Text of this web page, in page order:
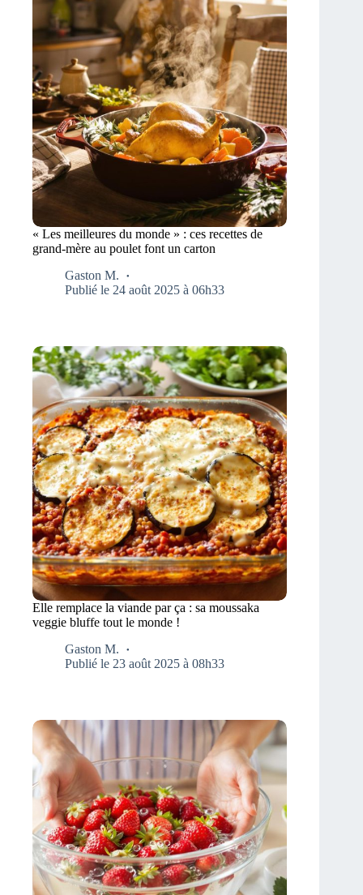
« Les meilleures du monde » : ces recettes de
grand-mère au poulet font un carton
Gaston M.
Publié le 24 août 2025 à 06h33
Elle remplace la viande par ça : sa moussaka
veggie bluffe tout le monde !
Gaston M.
Publié le 23 août 2025 à 08h33